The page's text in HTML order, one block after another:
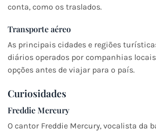
conta, como os traslados.
Transporte aéreo
As principais cidades e regiões
diários operados por companhias
opções antes de viajar para o país.
Curiosidades
Freddie Mercury
O cantor Freddie Mercury, vocalista da